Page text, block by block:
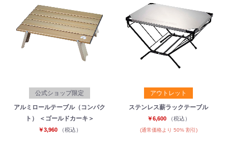
公式ショップ限定
アルミロールテーブル（コンパク
ト） ＜ゴールドカーキ＞
￥3,960 （税込）
アウトレット
ステンレス薪ラックテーブル
￥6,600 （税込）
(通常価格より 50% 割引)